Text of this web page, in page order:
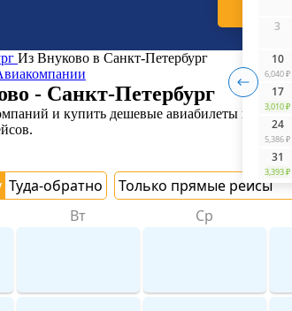
3
10
6,040 ₽
17
3,010 ₽
24
5,386 ₽
31
3,393 ₽
Из Внуково в Санкт-Петербург
- Санкт-Петербург
и купить дешевые авиабилеты из
Туда-обратно Только прямые рейсы
Вт Ср